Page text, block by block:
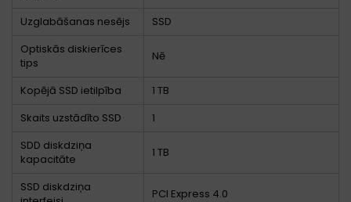
Uzglabāšanas nesējs
SSD
Optiskās diskierīces
tips
Nē
Kopējā SSD ietilpība
1 TB
Skaits uzstādīto SSD
1
SDD diskdziņa
kapacitāte
1 TB
SSD diskdziņa
PCI Express 4.0